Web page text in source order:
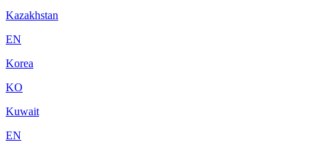
Kazakhstan
EN
Korea
KO
Kuwait
EN